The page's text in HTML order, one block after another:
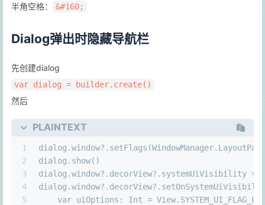
半角空格： &#160;
Dialog弹出时隐藏导航栏
先创建dialog
var dialog = builder.create()
然后
PLAINTEXT
1
2
3
4
5
dialog.show()
dialog.window?.decorView?.systemUiVisibility =
var uiOptions: Int =